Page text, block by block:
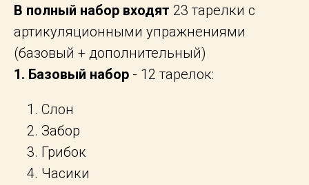
В полный набор входят 23 тарелки с
артикуляционными упражнениями
(базовый + дополнительный)
1. Базовый набор - 12 тарелок:
Слон
Забор
Грибок
Часики